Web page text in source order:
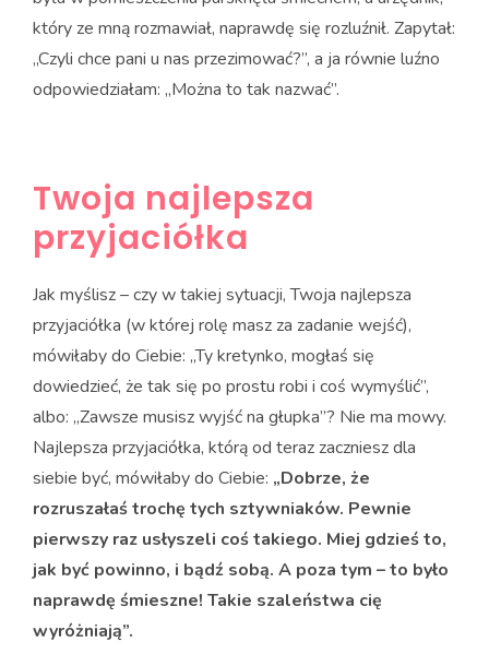
który ze mną rozmawiał, naprawdę się rozluźnił. Zapytał:
„Czyli chce pani u nas przezimować?”, a ja równie luźno
odpowiedziałam: „Można to tak nazwać”.
Twoja najlepsza
przyjaciółka
Jak myślisz – czy w takiej sytuacji, Twoja najlepsza
przyjaciółka (w której rolę masz za zadanie wejść),
mówiłaby do Ciebie: „Ty kretynko, mogłaś się
dowiedzieć, że tak się po prostu robi i coś wymyślić”,
albo: „Zawsze musisz wyjść na głupka”? Nie ma mowy.
Najlepsza przyjaciółka, którą od teraz zaczniesz dla
siebie być, mówiłaby do Ciebie: „Dobrze, że
rozruszałaś trochę tych sztywniaków. Pewnie
pierwszy raz usłyszeli coś takiego. Miej gdzieś to,
jak być powinno, i bądź sobą. A poza tym – to było
naprawdę śmieszne! Takie szaleństwa cię
wyróżniają”.